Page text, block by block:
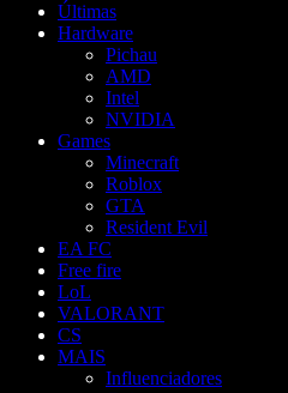
Últimas
Hardware
Pichau
AMD
Intel
NVIDIA
Games
Minecraft
Roblox
GTA
Resident Evil
EA FC
Free fire
LoL
VALORANT
CS
MAIS
Influenciadores